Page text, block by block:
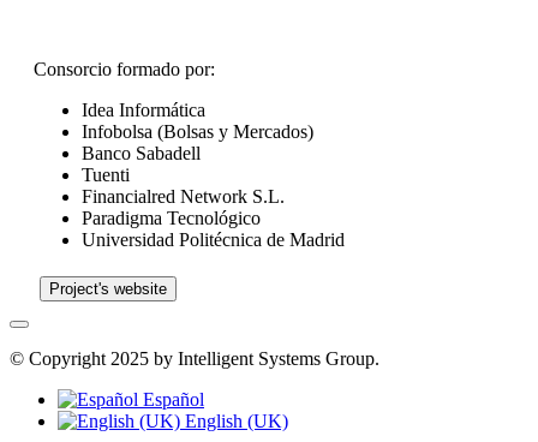
Consorcio formado por:
Idea Informática
Infobolsa (Bolsas y Mercados)
Banco Sabadell
Tuenti
Financialred Network S.L.
Paradigma Tecnológico
Universidad Politécnica de Madrid
Project's website
© Copyright 2025 by Intelligent Systems Group.
Español
English (UK)